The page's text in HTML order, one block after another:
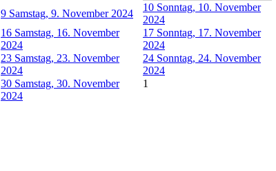
9 Samstag, 9. November 2024
10 Sonntag, 10. November
2024
16 Samstag, 16. November
2024
17 Sonntag, 17. November
2024
23 Samstag, 23. November
2024
24 Sonntag, 24. November
2024
30 Samstag, 30. November
2024
1